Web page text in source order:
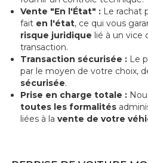
Vente "En l'État" : Le rachat
fait en l'état, ce qui vous
risque juridique lié à un vice
transaction.
Transaction sécurisée : Le
par le moyen de votre choix,
sécurisée.
Prise en charge totale :
toutes les formalités
liées à lavente de votre